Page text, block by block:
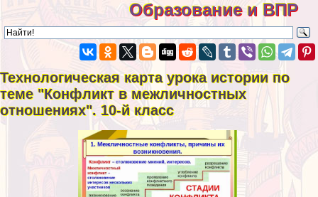
Образование и ВПР
Технологическая карта урока истории по
теме "Конфликт в межличностных
отношениях". 10-й класс